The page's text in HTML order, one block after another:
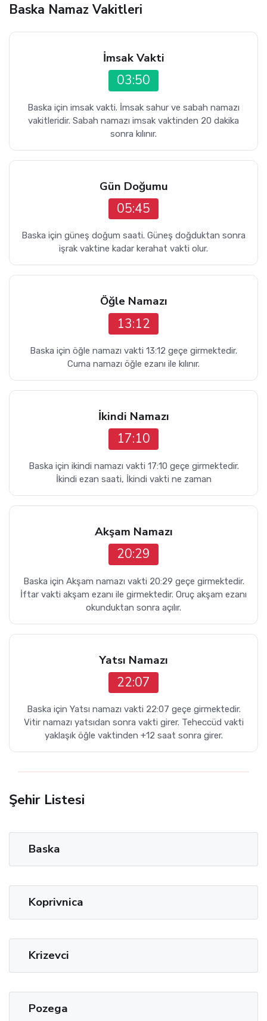
Baska Namaz Vakitleri
İmsak Vakti
03:50
Baska için imsak vakti. İmsak sahur ve sabah namazı
vakitleridir. Sabah namazı imsak vaktinden 20 dakika
sonra kılınır.
Gün Doğumu
05:45
Baska için güneş doğum saati. Güneş doğduktan sonra
işrak vaktine kadar kerahat vakti olur.
Öğle Namazı
13:12
Baska için öğle namazı vakti 13:12 geçe girmektedir.
Cuma namazı öğle ezanı ile kılınır.
İkindi Namazı
17:10
Baska için ikindi namazı vakti 17:10 geçe girmektedir.
İkindi ezan saati, İkindi vakti ne zaman
Akşam Namazı
20:29
Baska için Akşam namazı vakti 20:29 geçe girmektedir.
İftar vakti akşam ezanı ile girmektedir. Oruç akşam ezanı
okunduktan sonra açılır.
Yatsı Namazı
22:07
Baska için Yatsı namazı vakti 22:07 geçe girmektedir.
Vitir namazı yatsıdan sonra vakti girer. Teheccüd vakti
yaklaşık öğle vaktinden +12 saat sonra girer.
Şehir Listesi
Baska
Koprivnica
Krizevci
Pozega